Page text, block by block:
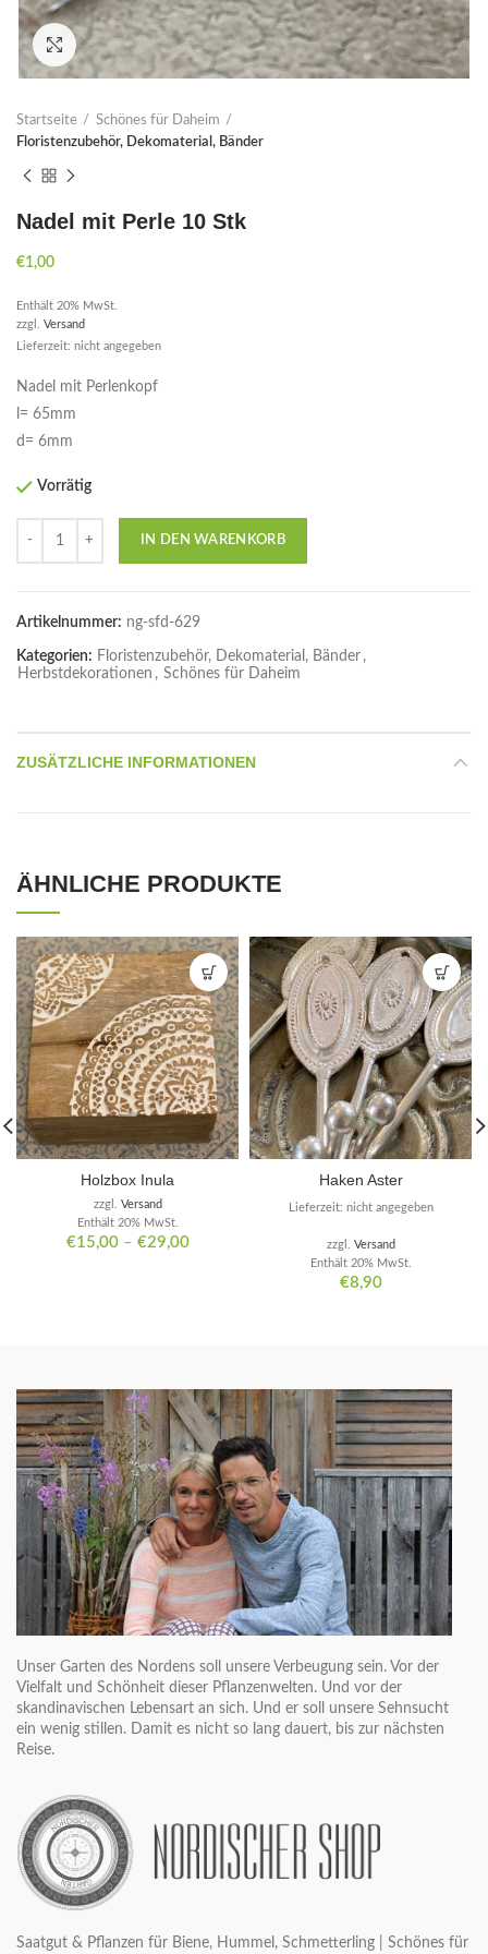
Click to enlarge
Startseite
Schönes für Daheim
Floristenzubehör, Dekomaterial, Bänder
Nadel mit Perle 10 Stk
€1,00
Enthält 20% MwSt.
zzgl. Versand
Lieferzeit: nicht angegeben
Nadel mit Perlenkopf
l= 65mm
d= 6mm
Vorrätig
IN DEN WARENKORB
Artikelnummer: ng-sfd-629
Kategorien: Floristenzubehör, Dekomaterial, Bänder ,
Herbstdekorationen , Schönes für Daheim
ZUSÄTZLICHE INFORMATIONEN
ÄHNLICHE PRODUKTE
Holzbox Inula
€15,00– €29,00
Enthält 20% MwSt.
zzgl. Versand
Haken Aster
€8,90
Enthält 20% MwSt.
zzgl. Versand
Lieferzeit: nicht angegeben
Unser Garten des Nordens soll unsere Verbeugung sein. Vor der
Vielfalt und Schönheit dieser Pflanzenwelten. Und vor der
skandinavischen Lebensart an sich. Und er soll unsere Sehnsucht
ein wenig stillen. Damit es nicht so lang dauert, bis zur nächsten
Reise.
Saatgut & Pflanzen für Biene, Hummel, Schmetterling | Schönes für